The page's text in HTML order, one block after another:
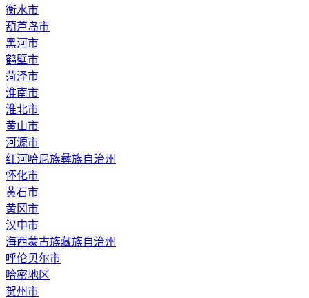
衡水市
葫芦岛市
黑河市
鹤壁市
菏泽市
淮南市
淮北市
黄山市
河源市
红河哈尼族彝族自治州
怀化市
黄石市
黄冈市
汉中市
海西蒙古族藏族自治州
呼伦贝尔市
哈密地区
贺州市